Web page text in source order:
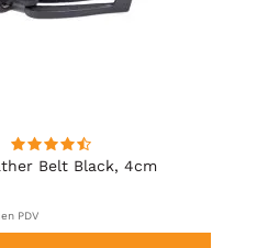
Belt Black, 4cm
PDV